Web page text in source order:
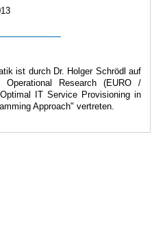
ist durch Dr. Holger Schrödl auf
Research (EURO /
IT Service Provisioning in
Approach" vertreten.